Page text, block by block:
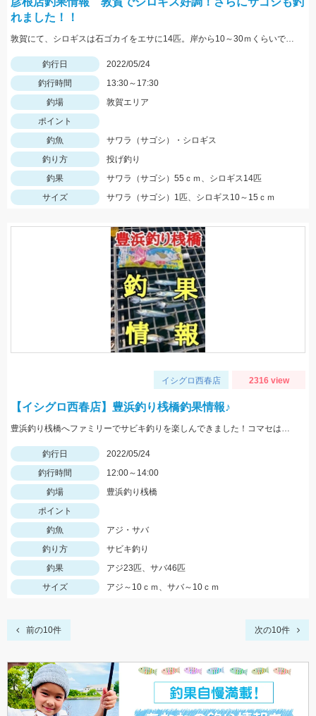
れました！！
敦賀にて、シロギスは石ゴカイをエサに14匹。岸から10～30ｍくらいでもよく当たる。夕方にサゴシがヒット、ルアーはレンジバイブ55。
釣行日
2022/05/24
釣行時間
13:30～17:30
釣場
敦賀エリア
ポイント
釣魚
サワラ（サゴシ）・シロギス
釣り方
投げ釣り
釣果
サワラ（サゴシ）55ｃｍ、シロギス14匹
サイズ
サワラ（サゴシ）1匹、シロギス10～15ｃｍ
イシグロ西春店 2316 view
【イシグロ西春店】豊浜釣り桟橋釣果情報♪
豊浜釣り桟橋へファミリーでサビキ釣りを楽しんできました！コマセはサビキ三昧、イワシ三昧がオススメです！
釣行日
2022/05/24
釣行時間
12:00～14:00
釣場
豊浜釣り桟橋
ポイント
釣魚
アジ・サバ
釣り方
サビキ釣り
釣果
アジ23匹、サバ46匹
サイズ
アジ～10ｃｍ、サバ～10ｃｍ
前の10件 次の10件